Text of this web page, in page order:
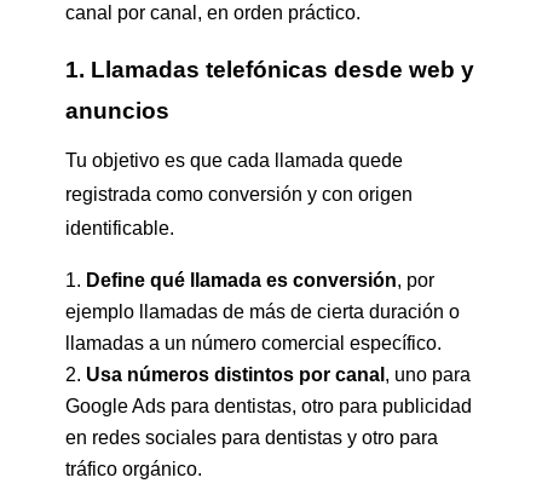
canal por canal, en orden práctico.
1. Llamadas telefónicas desde web y
anuncios
Tu objetivo es que cada llamada quede
registrada como conversión y con origen
identificable.
Define qué llamada es conversión, por
ejemplo llamadas de más de cierta duración o
llamadas a un número comercial específico.
Usa números distintos por canal , uno para
Google Ads para dentistas, otro para publicidad
en redes sociales para dentistas y otro para
tráfico orgánico.